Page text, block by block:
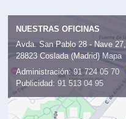
NUESTRAS OFICINAS
Avda. San Pablo 28 - Nave 27,
28823 Coslada (Madrid) Mapa
Administración: 91 724 05 70
Publicidad: 91 513 04 95